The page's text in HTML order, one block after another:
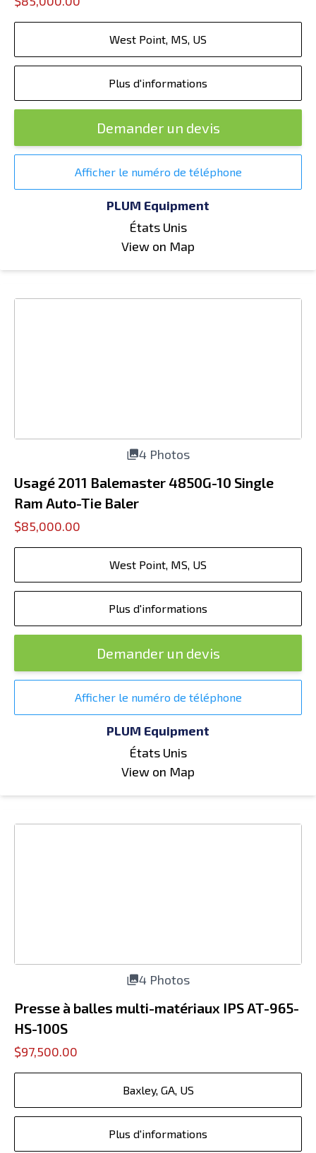
West Point, MS, US
Plus d'informations
Demander un devis
Afficher le numéro de téléphone
PLUM Equipment
États Unis
View on Map
4 Photos
Usagé 2011 Balemaster 4850G-10 Single
Ram Auto-Tie Baler
$85,000.00
West Point, MS, US
Plus d'informations
Demander un devis
Afficher le numéro de téléphone
PLUM Equipment
États Unis
View on Map
4 Photos
Presse à balles multi-matériaux IPS AT-965-
HS-100S
$97,500.00
Baxley, GA, US
Plus d'informations